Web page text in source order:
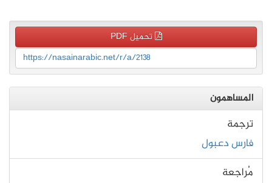
تحميل PDF
https://nasainarabic.net/r/a/2138
المساهمون
ترجمة
فارس دعبول
مُراجعة